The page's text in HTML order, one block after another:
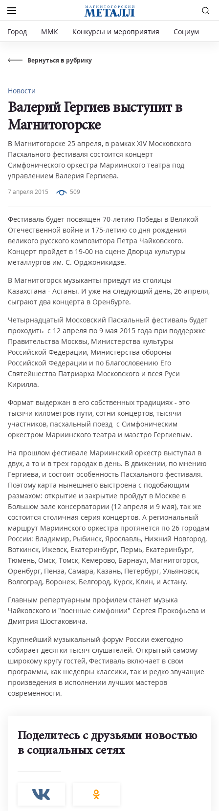
Город ММК Конкурсы и мероприятия Социум
Вернуться в рубрику
7 апреля 2015 509
Новости
Валерий Гергиев выступит в
Магнитогорске
В Магнитогорске 25 апреля, в рамках XIV Московского
Пасхального фестиваля состоится концерт
Симфонического оркестра Мариинского театра под
управлением Валерия Гергиева.
Фестиваль будет посвящен 70-летию Победы в Великой
Отечественной войне и 175-летию со дня рождения
великого русского композитора Петра Чайковского.
Концерт пройдет в 19-00 на сцене Дворца культуры
металлургов им. С. Орджоникидзе.
В Магнитогорск музыканты приедут из столицы
Казахстана - Астаны. И уже на следующий день, 26 апреля,
сыграют два концерта в Оренбурге.
Четырнадцатый Московский Пасхальный фестиваль будет
проходить с 12 апреля по 9 мая 2015 года при поддержке
Правительства Москвы, Министерства культуры
Российской Федерации, Министерства обороны
Российской Федерации и по Благословению Его
Святейшества Патриарха Московского и всея Руси
Кирилла.
Формат выдержан в его собственных традициях - это
тысячи километров пути, сотни концертов, тысячи
участников, пасхальный поезд с Симфоническим
оркестром Мариинского театра и маэстро Гергиевым.
На прошлом фестивале Мариинский оркестр выступал в
двух, а то и в трех городах в день. В движении, по мнению
Гергиева, и состоит особенность Пасхального фестиваля.
Поэтому карта нынешнего выстроена с подобающим
размахом: открытие и закрытие пройдут в Москве в
Большом зале консерватории (12 апреля и 9 мая), так же
состоится столичная серия концертов. А региональный
маршрут Мариинского оркестра протянется по 26 городам
России: Владимир, Рыбинск, Ярославль, Нижний Новгород,
Воткинск, Ижевск, Екатеринбург, Пермь, Екатеринбург,
Тюмень, Омск, Томск, Кемерово, Барнаул, Магнитогорск,
Оренбург, Пенза, Самара, Казань, Петербург, Ульяновск,
Волгоград, Воронеж, Белгород, Курск, Клин, и Астану.
Главным репертуарным профилем станет музыка
Чайковского и "военные симфонии" Сергея Прокофьева и
Дмитрия Шостаковича.
Крупнейший музыкальный форум России ежегодно
собирает десятки тысяч слушателей. Открытый самому
широкому кругу гостей, Фестиваль включает в свои
программы, как шедевры классики, так и редко звучащие
произведения в исполнении лучших мастеров
современности.
Поделитесь с друзьями новостью
в социальных сетях